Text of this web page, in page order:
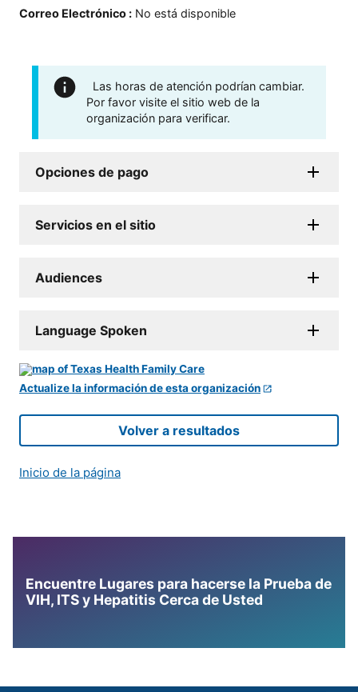
Correo Electrónico : No está disponible
Las horas de atención podrían cambiar.
Por favor visite el sitio web de la
organización para verificar.
Opciones de pago
Servicios en el sitio
Audiences
Language Spoken
Actualize la información de esta organización
Volver a resultados
Inicio de la página
Encuentre Lugares para hacerse la Prueba de
VIH, ITS y Hepatitis Cerca de Usted